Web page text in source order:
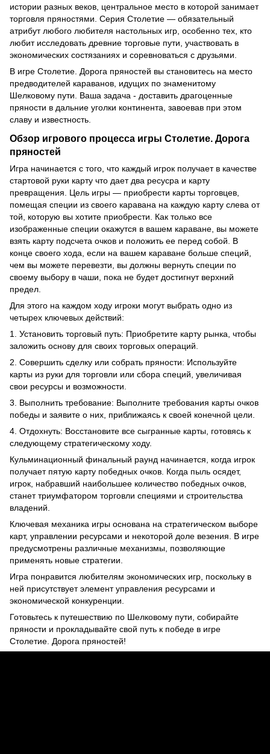
истории разных веков, центральное место в которой занимает
торговля пряностями. Серия Столетие — обязательный
атрибут любого любителя настольных игр, особенно тех, кто
любит исследовать древние торговые пути, участвовать в
экономических состязаниях и соревноваться с друзьями.
В игре Столетие. Дорога пряностей вы становитесь на место
предводителей караванов, идущих по знаменитому
Шелковому пути. Ваша задача - доставить драгоценные
пряности в дальние уголки континента, завоевав при этом
славу и известность.
Обзор игрового процесса игры Столетие. Дорога
пряностей
Игра начинается с того, что каждый игрок получает в качестве
стартовой руки карту что дает два ресусра и карту
превращения. Цель игры — приобрести карты торговцев,
помещая специи из своего каравана на каждую карту слева от
той, которую вы хотите приобрести. Как только все
изображенные специи окажутся в вашем караване, вы можете
взять карту подсчета очков и положить ее перед собой. В
конце своего хода, если на вашем караване больше специй,
чем вы можете перевезти, вы должны вернуть специи по
своему выбору в чаши, пока не будет достигнут верхний
предел.
Для этого на каждом ходу игроки могут выбрать одно из
четырех ключевых действий:
1. Установить торговый путь: Приобретите карту рынка, чтобы
заложить основу для своих торговых операций.
2. Совершить сделку или собрать пряности: Используйте
карты из руки для торговли или сбора специй, увеличивая
свои ресурсы и возможности.
3. Выполнить требование: Выполните требования карты очков
победы и заявите о них, приближаясь к своей конечной цели.
4. Отдохнуть: Восстановите все сыгранные карты, готовясь к
следующему стратегическому ходу.
Кульминационный финальный раунд начинается, когда игрок
получает пятую карту победных очков. Когда пыль осядет,
игрок, набравший наибольшее количество победных очков,
станет триумфатором торговли специями и строительства
владений.
Ключевая механика игры основана на стратегическом выборе
карт, управлении ресурсами и некоторой доле везения. В игре
предусмотрены различные механизмы, позволяющие
применять новые стратегии.
Игра понравится любителям экономических игр, поскольку в
ней присутствует элемент управления ресурсами и
экономической конкуренции.
Готовьтесь к путешествию по Шелковому пути, собирайте
пряности и прокладывайте свой путь к победе в игре
Столетие. Дорога пряностей!